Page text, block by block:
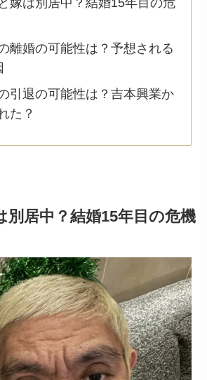
離婚の可能性は？予想される
引退の可能性は？吉本興業か
た？
別居中？結婚15年目の危機